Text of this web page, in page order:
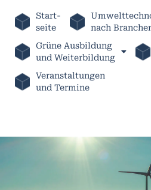
Start-
seite
nach
Grüne Ausbildung
und Weiterbildung
Veranstaltungen
und Termine